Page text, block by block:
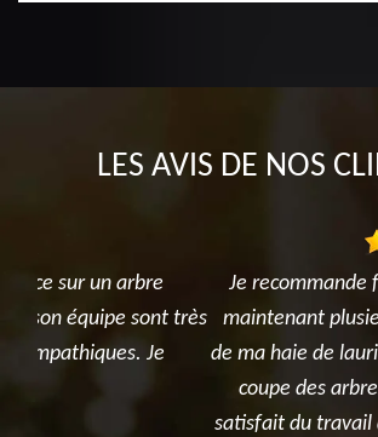
LES AVIS DE NOS
Je recommande fortement cet
maintenant plusieurs années Taille
de ma haie de lauriers mais aussi pour
coupe des arbres de mon sous-
satisfait du travail de lieballe tony et